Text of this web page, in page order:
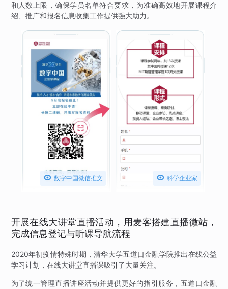
和人数上限，确保学员名单符合要求，为准确高效地开展课程介
绍、推广和报名信息收集工作提供强大助力。
 数字中国微信推文  科学企业家
开展在线大讲堂直播活动，用麦客搭建直播微站，
完成信息登记与听课导航流程
2020年初疫情特殊时期，清华大学五道口金融学院推出在线公益
学习计划，在线大讲堂直播课吸引了大量关注。
为了统一管理直播讲座活动并提供更好的指引服务，五道口金融